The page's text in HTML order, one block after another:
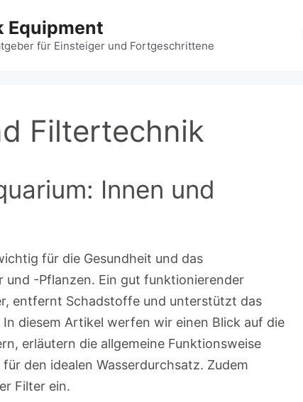
Equipment
für Einsteiger und Fortgeschrittene
Filtertechnik
Innen und
für die Gesundheit und das
und -Pflanzen. Ein gut funktionierender
entfernt Schadstoffe und unterstützt das
diesem Artikel werfen wir einen Blick auf die
erläutern die allgemeine Funktionsweise
den idealen Wasserdurchsatz. Zudem
Filter ein.